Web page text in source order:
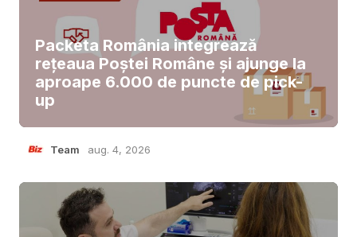
Packeta România integrează
rețeaua Poștei Române și ajunge la
aproape 6.000 de puncte de pick-
up
Team aug. 4, 2026